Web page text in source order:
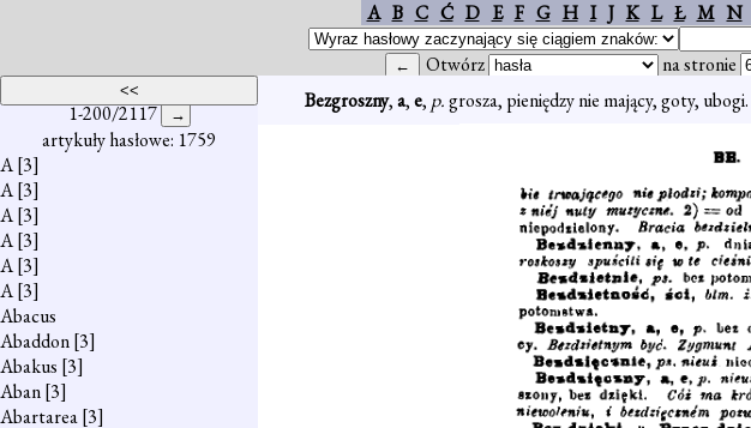
A B C Ć D E F G H I J K L Ł M N
Otwórz na stronie
1-200/2117
artykuły hasłowe: 1759
A[3]
A[3]
A[3]
A[3]
A[3]
A[3]
Abacus
Abaddon[3]
Abakus [3]
Aban[3]
Abartarea[3]
Bezgroszny,a,e, p.grosza, pieniędzy nie mający, goty, ubogi.